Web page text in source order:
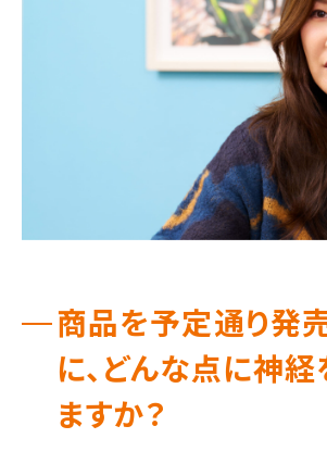
商品を予定通り発
に、どんな点に神
ますか？